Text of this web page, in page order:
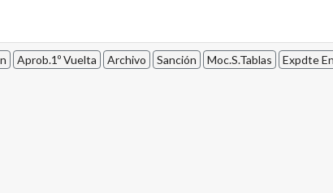
Aprob.1º Vuelta Archivo Sanción Moc.S.Tablas Expdte